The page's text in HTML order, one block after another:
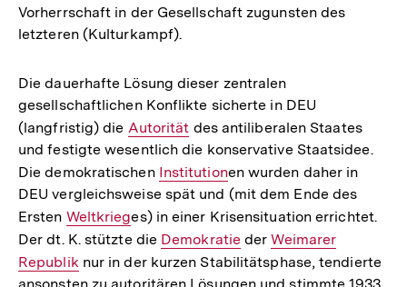
Link:
Vorherrschaft in der Gesellschaft zugunsten des
letzteren (Kulturkampf).
Die dauerhafte Lösung dieser zentralen
gesellschaftlichen Konflikte sicherte in DEU
(langfristig) die Interner
Link:
Autorität des antiliberalen Staates
und festigte wesentlich die konservative Staatsidee.
Die demokratischen Interner
Link:
Institutionen wurden daher in
DEU vergleichsweise spät und (mit dem Ende des
Ersten Interner
Link:
Weltkrieges) in einer Krisensituation errichtet.
Der dt. K. stützte die Interner
Link:
Demokratie derInterner
Link:
Weimarer
Republiknur in der kurzen Stabilitätsphase, tendierte